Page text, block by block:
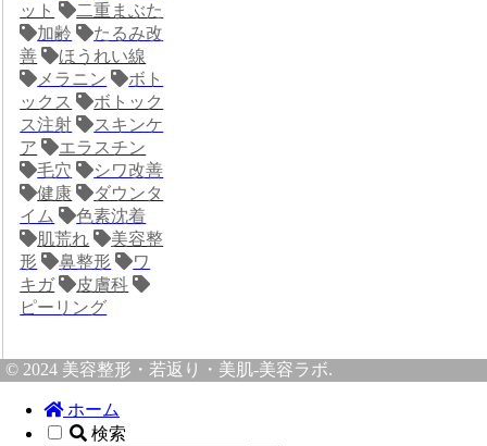
ット
二重まぶた
加齢
たるみ改
善
ほうれい線
メラニン
ボト
ックス
ボトック
ス注射
スキンケ
ア
エラスチン
毛穴
シワ改善
健康
ダウンタ
イム
色素沈着
肌荒れ
美容整
形
鼻整形
ワ
キガ
皮膚科
ピーリング
© 2024 美容整形・若返り・美肌-美容ラボ.
ホーム
検索